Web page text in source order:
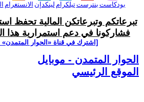
الانستغرام لينكدإن تيلكرامبنترست بودكاست
تبرعاتكم وتبرعاتكن المالية تحفظ
فشاركونا في دعم استمرارية هذا
[اشترك في قناة ‫«الحوار المتمدن»
الحوار المتمدن - موبايل
الموقع الرئيسي